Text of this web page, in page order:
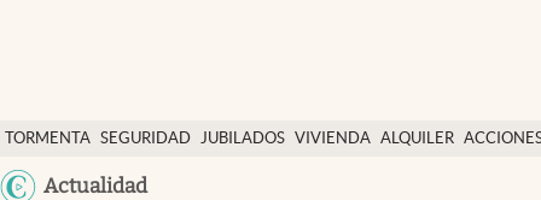
TORMENTA SEGURIDAD JUBILADOS VIVIENDA ALQUILER
Actualidad
Economía y finanzas
Política